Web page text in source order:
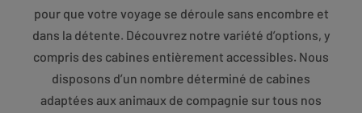
pour que votre voyage se déroule sans encombre et
dans la détente. Découvrez notre variété d’options, y
compris des cabines entièrement accessibles. Nous
disposons d’un nombre déterminé de cabines
adaptées aux animaux de compagnie sur tous nos